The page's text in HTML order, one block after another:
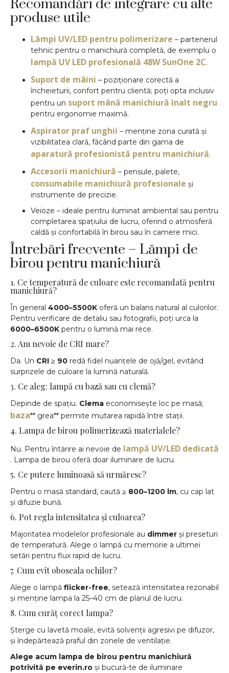
Recomandări de integrare cu alte
produse utile
Lămpi UV/LED pentru polimerizare – partenerul
tehnic pentru o manichiură completă, de exemplu o
lampă UV LED profesională 48W SunOne 2C.
Suport de mâini – poziționare corectă a
încheieturii, confort pentru clientă; poți opta inclusiv
pentru un suport mână manichiură înalt negru
pentru ergonomie maximă.
Aspirator praf unghii – menține zona curată și
vizibilitatea clară, făcând parte din gama de
aparatură profesionistă pentru manichiură.
Accesorii manichiură – pensule, palete,
consumabile manichiură profesionale și
instrumente de precizie.
Veioze – ideale pentru iluminat ambiental sau pentru
completarea spațiului de lucru, oferind o atmosferă
caldă și confortabilă în birou sau în camere mici.
Întrebări frecvente – Lămpi de
birou pentru manichiură
1. Ce temperatură de culoare este recomandată pentru
manichiură?
În general 4000–5500K oferă un balans natural al culorilor.
Pentru verificare de detaliu sau fotografii, poți urca la
6000–6500K pentru o lumină mai rece.
2. Am nevoie de CRI mare?
Da. Un CRI ≥ 90 redă fidel nuanțele de ojă/gel, evitând
surprizele de culoare la lumină naturală.
3. Ce aleg: lampă cu bază sau cu clemă?
Depinde de spațiu. Clema economisește loc pe masă;
baza** grea** permite mutarea rapidă între stații.
4. Lampa de birou polimerizează materialele?
Nu. Pentru întărire ai nevoie de lampă UV/LED dedicată
. Lampa de birou oferă doar iluminare de lucru.
5. Ce putere luminoasă să urmăresc?
Pentru o masă standard, caută ≥ 800–1200 lm, cu cap lat
și difuzie bună.
6. Pot regla intensitatea și culoarea?
Majoritatea modelelor profesionale au dimmer și preseturi
de temperatură. Alege o lampă cu memorie a ultimei
setări pentru flux rapid de lucru.
7. Cum evit oboseala ochilor?
Alege o lampă flicker-free, setează intensitatea rezonabil
și menține lampa la 25–40 cm de planul de lucru.
8. Cum curăț corect lampa?
Șterge cu lavetă moale, evită solvenții agresivi pe difuzor,
și îndepărtează praful din zonele de ventilație.
Alege acum lampa de birou pentru manichiură
potrivită pe everin.ro și bucură-te de iluminare